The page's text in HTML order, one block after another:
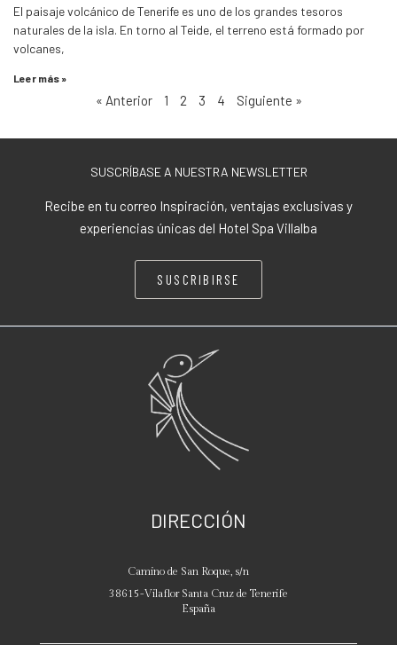
El paisaje volcánico de Tenerife es uno de los grandes tesoros
naturales de la isla. En torno al Teide, el terreno está formado por
volcanes,
Leer más »
« Anterior 1 2 3 4 Siguiente »
SUSCRÍBASE A NUESTRA NEWSLETTER
Recibe en tu correo Inspiración, ventajas exclusivas y
experiencias únicas del Hotel Spa Villalba
SUSCRIBIRSE
DIRECCIÓN
Camino de San Roque, s/n
38615-Vilaflor Santa Cruz de Tenerife
España